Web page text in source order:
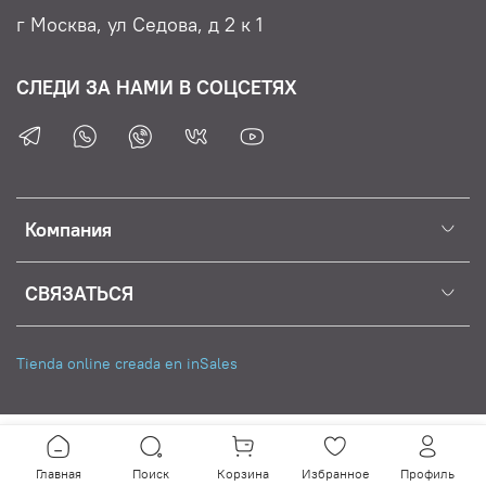
будет вдохновлять и радовать!
Компания
СВЯЗАТЬСЯ
г Москва, ул Седова, д 2 к 1
СЛЕДИ ЗА НАМИ В СОЦСЕТЯХ
Tienda online creada en inSales
Главная Поиск Корзина Избранное Профиль